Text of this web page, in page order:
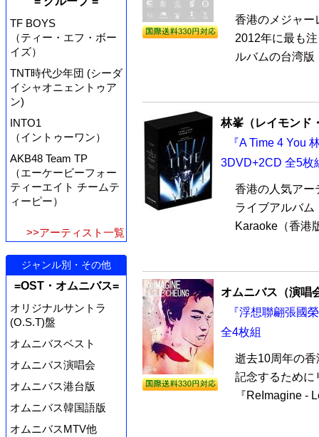
TF BOYS
（ティー・エフ・ボー
イズ）
TNT時代少年団 (シーダ
イシャオニェントゥア
ン)
INTO1
（イントゥーワン）
AKB48 Team TP
（エーケービーフォー
ティーエイト チームテ
ィーピー）
>>アーティスト一覧
ジャンル別・その他
=OST・オムニバス=
オリジナルサントラ
(O.S.T)盤
オムニバスベスト
オムニバス演唱会
オムニバス港台版
オムニバス韓国語版
オムニバスMTV他
香港のメジャー
2012年に最も
ルバムの台湾
林峯（レイモンド
『A Time 4 You
3DVD+2CD 全5枚
香港の人気アー
ライブアルバム
Karaoke（香港
オムニバス（演唱
『浮想聯翩張國
全4枚組
逝去10周年の
記念するために
『ReImagine -